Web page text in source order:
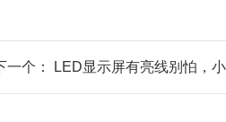
一个： LED显示屏有亮线别怕，小